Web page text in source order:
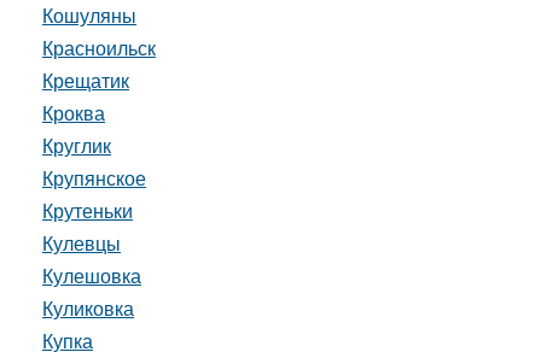
Кошуляны
Красноильск
Крещатик
Кроква
Круглик
Крупянское
Крутеньки
Кулевцы
Кулешовка
Куликовка
Купка